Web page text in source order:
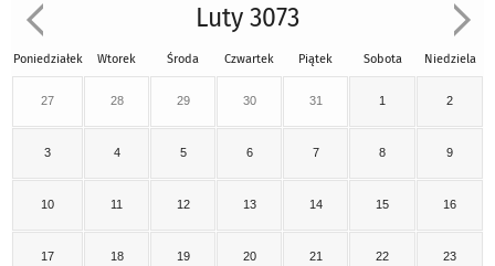
Luty 3073
Poniedziałek Wtorek Środa Czwartek Piątek Sobota Niedziela
27 28 29 30 31 1 2
3 4 5 6 7 8 9
10 11 12 13 14 15 16
17 18 19 20 21 22 23